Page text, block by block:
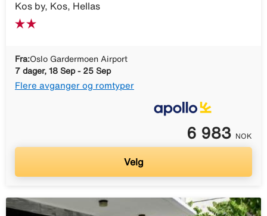
Kos by, Kos, Hellas
Fra:Oslo Gardermoen Airport
7 dager, 18 Sep - 25 Sep
Flere avganger og romtyper
6 983 NOK
Velg